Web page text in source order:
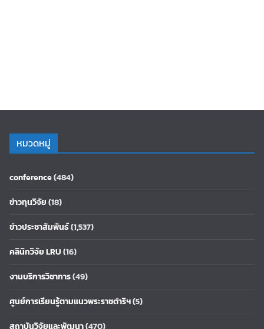
หมวดหมู่
conference(484)
ข่าวทุนวิจัย(18)
ข่าวประชาสัมพันธ์(1,537)
คลินิกวิจัย LRU(16)
งานบริการวิชาการ(49)
ศูนย์การเรียนรู้ตามแนวพระราชดำริฯ(5)
สถาบันวิจัยและพัฒนา(470)